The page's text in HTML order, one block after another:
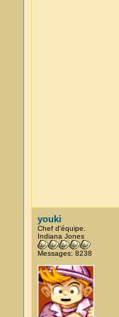
youki
Chef d'équipe.
Indiana Jones
Messages: 8238